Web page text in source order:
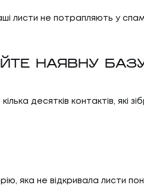
листи не потрапляють у
НАЯВНУ
десятків контактів, які
яка не відкривала листи